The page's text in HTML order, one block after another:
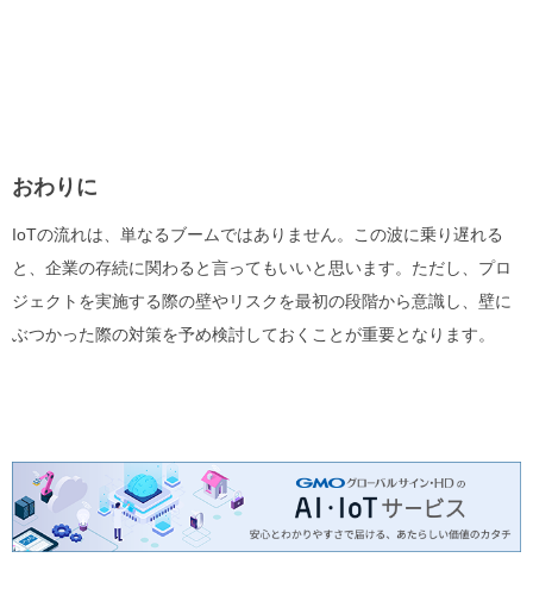
おわりに
IoTの流れは、単なるブームではありません。この波に乗り遅れる
と、企業の存続に関わると言ってもいいと思います。ただし、プロ
ジェクトを実施する際の壁やリスクを最初の段階から意識し、壁に
ぶつかった際の対策を予め検討しておくことが重要となります。